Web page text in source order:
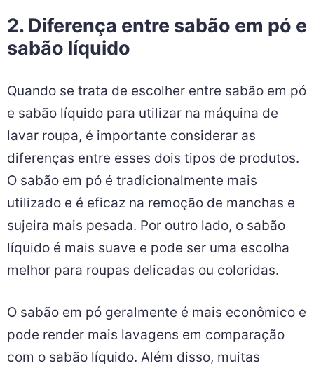
2. Diferença entre sabão em pó e
sabão líquido
Quando se trata de escolher entre sabão em pó
e sabão líquido para utilizar na máquina de
lavar roupa, é importante considerar as
diferenças entre esses dois tipos de produtos.
O sabão em pó é tradicionalmente mais
utilizado e é eficaz na remoção de manchas e
sujeira mais pesada. Por outro lado, o sabão
líquido é mais suave e pode ser uma escolha
melhor para roupas delicadas ou coloridas.
O sabão em pó geralmente é mais econômico e
pode render mais lavagens em comparação
com o sabão líquido. Além disso, muitas